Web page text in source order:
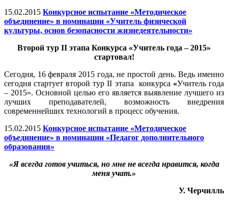
15.02.2015 Конкурсное испытание «Методическое
объединение» в номинации «Учитель физической
культуры, основ безопасности жизнедеятельности»
Второй тур II этапа Конкурса «Учитель года – 2015»
стартовал!
Сегодня, 16 февраля 2015 года, не простой день. Ведь именно
сегодня стартует второй тур II этапа конкурса «Учитель года
– 2015». Основной целью его является выявление лучшего из
лучших преподавателей, возможность внедрения
современнейших технологий в процесс обучения.
15.02.2015 Конкурсное испытание «Методическое
объединение» в номинации «Педагог дополнительного
образования»
«Я всегда готов учиться, но мне не всегда нравится, когда
меня учат.»
У. Черчилль